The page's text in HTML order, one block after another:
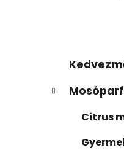
d
Kategóriák
átugrása
t
e
Citrus